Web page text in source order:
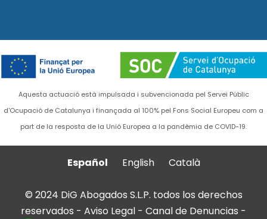
Aquesta actuació està impulsada i subvencionada pel Servei Públic
d'Ocupació de Catalunya i finançada al 100% pel Fons Social Europeu com a
part de la resposta de la Unió Europea a la pandèmia de COVID-19.
Español English Català
© 2024 DiG Abogados S.L.P. todos los derechos
reservados - Aviso Legal - Canal de Denuncias -